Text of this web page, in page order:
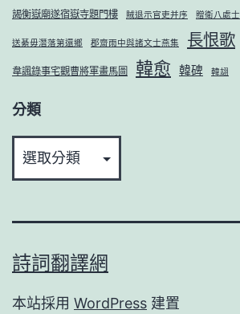
謁衡嶽廟遂宿嶽寺題門樓 賊退示官吏并序 贈衛八處士
送綦毋潛落第還鄉 郡齋雨中與諸文士燕集 長恨歌
韋諷錄事宅觀曹將軍畫馬圖 韓愈 韓碑 韓翃
分類
分
詩詞翻譯網
本站採用 WordPress 建置